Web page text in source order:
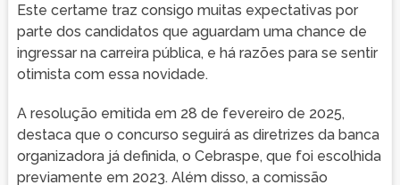
Este certame traz consigo muitas expectativas por
parte dos candidatos que aguardam uma chance de
ingressar na carreira pública, e há razões para se sentir
otimista com essa novidade.
A resolução emitida em 28 de fevereiro de 2025,
destaca que o concurso seguirá as diretrizes da banca
organizadora já definida, o Cebraspe, que foi escolhida
previamente em 2023. Além disso, a comissão